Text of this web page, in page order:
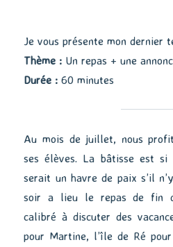
Je vous présente mon dernier
Thème : Un repas + une
Durée :60 minutes
Au mois de juillet, nous
ses élèves. La bâtisse est si
serait un havre de paix s’il
soir a lieu le repas de fin
calibré à discuter des
pour Martine, l’île de Ré